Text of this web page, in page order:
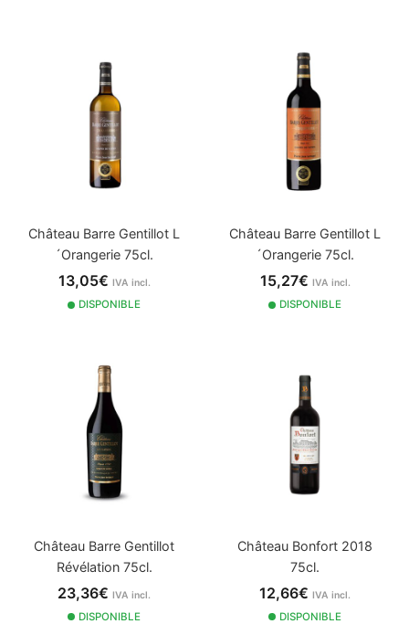
Château Barre Gentillot L
´Orangerie 75cl.
13,05€ IVA incl.
DISPONIBLE
Château Barre Gentillot L
´Orangerie 75cl.
15,27€ IVA incl.
DISPONIBLE
Château Barre Gentillot
Révélation 75cl.
23,36€ IVA incl.
DISPONIBLE
Château Bonfort 2018
75cl.
12,66€ IVA incl.
DISPONIBLE